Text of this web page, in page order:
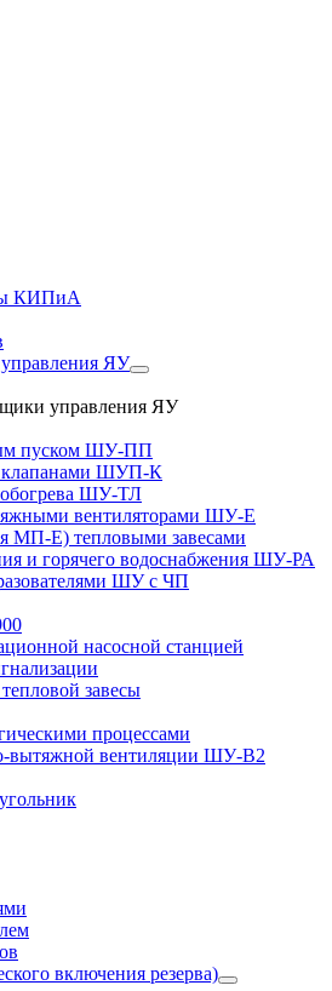
КИПиА
ЯУ
управления ЯУ
пуском ШУ-ПП
клапанами ШУП-К
ШУ-ТЛ
вентиляторами ШУ-Е
МП-Е) тепловыми завесами
и горячего водоснабжения ШУ-РА
ШУ с ЧП
насосной станцией
завесы
процессами
вытяжной вентиляции ШУ-В2
включения резерва)